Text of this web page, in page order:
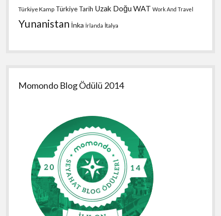
Türkiye Kamp Türkiye Tarih Uzak DoğuWAT Work And Travel
Yunanistan İnka İrlanda İtalya
Momondo Blog Ödülü 2014